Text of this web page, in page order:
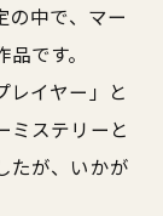
の中で、マー
です。
レイヤー」と
ミステリーと
たが、いかが